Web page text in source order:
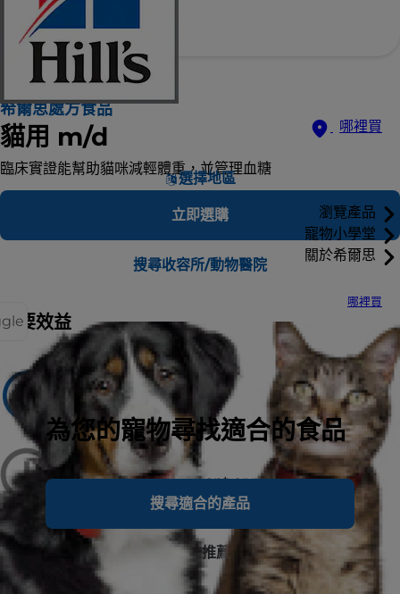
哪裡買
選擇地區
瀏覽產品
寵物小學堂
關於希爾思
哪裡買
為您的寵物尋找適合的食品
搜尋適合的產品
希爾思處方食品
貓用 m/d
臨床實證能幫助貓咪減輕體重，並管理血糖
立即選購
搜尋收容所/動物醫院
主要效益
建議用於
Adult Dogs
不建議用於
puppies and pregnant or nursing
No.1 美國獸醫師第一推薦